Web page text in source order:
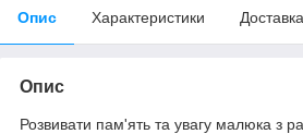
Опис Характеристики Доставка
Опис
Розвивати пам'ять та увагу малюка з